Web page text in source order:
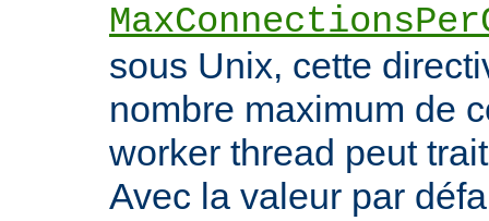
sous Unix, cette
nombre maximum de
worker thread peut
Avec la valeur par